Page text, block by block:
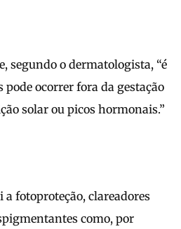
segundo o dermatologista, “é
ocorrer fora da gestação
solar ou picos hormonais.”
fotoproteção, clareadores
como, por